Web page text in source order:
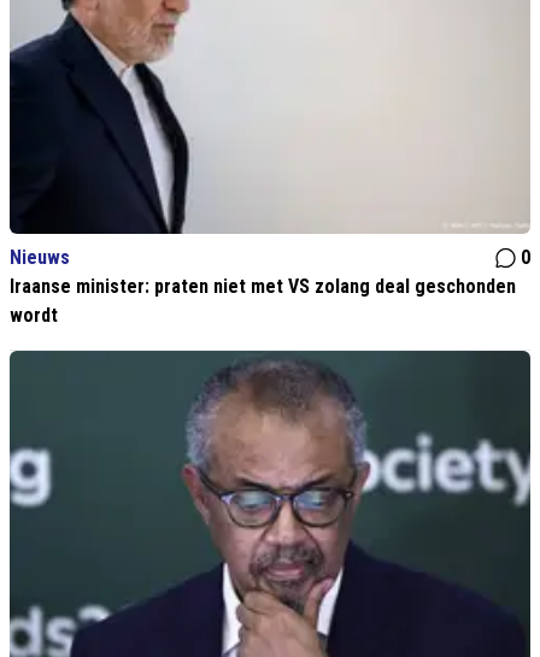
Nieuws
0
Iraanse minister: praten niet met VS zolang deal geschonden
wordt